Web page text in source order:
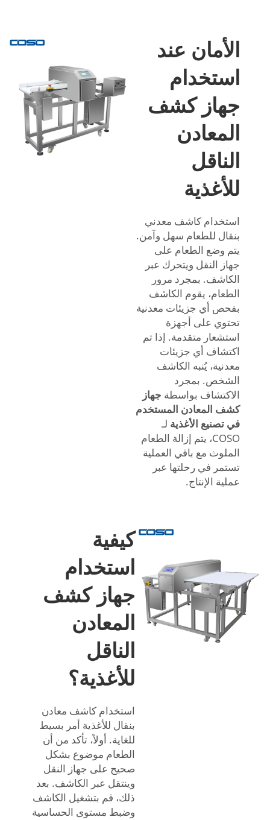
الأمان عند
استخدام
جهاز كشف
المعادن
الناقل
للأغذية
استخدام كاشف معدني
بنقال للطعام سهل وآمن.
يتم وضع الطعام على
جهاز النقل ويتحرك عبر
الكاشف. بمجرد مرور
الطعام، يقوم الكاشف
بفحص أي جزيئات معدنية
تحتوي على أجهزة
استشعار متقدمة. إذا تم
اكتشاف أي جزيئات
معدنية، يُنبه الكاشف
الشخص. بمجرد
الاكتشاف بواسطة جهاز
كشف المعادن المستخدم
في تصنيع الأغذية لـ
COSO، يتم إزالة الطعام
الملوث مع باقي العملية
تستمر في رحلتها عبر
عملية الإنتاج.
كيفية
استخدام
جهاز كشف
المعادن
الناقل
للأغذية؟
استخدام كاشف معادن
بنقال للأغذية أمر بسيط
للغاية. أولاً، تأكد من أن
الطعام موضوع بشكل
صحيح على جهاز النقل
وينتقل عبر الكاشف. بعد
ذلك، قم بتشغيل الكاشف
وضبط مستوى الحساسية